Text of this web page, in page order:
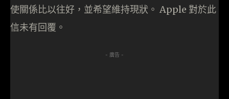
使關係比以往好，並希望維持現狀。 Apple 對於此
信未有回覆。
- 廣告 -